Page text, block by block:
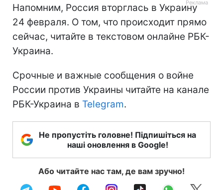
Напомним, Россия вторглась в Украину
24 февраля. О том, что происходит прямо
сейчас, читайте в текстовом онлайне РБК-
Украина.
Срочные и важные сообщения о войне
России против Украины читайте на канале
РБК-Украина в Telegram.
Не пропустіть головне! Підпишіться на
наші оновлення в Google!
Або читайте нас там, де вам зручно!